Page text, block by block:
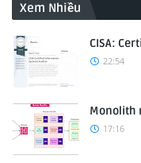
Xem Nhiều
CISA:
22:54
Monolith
17:16